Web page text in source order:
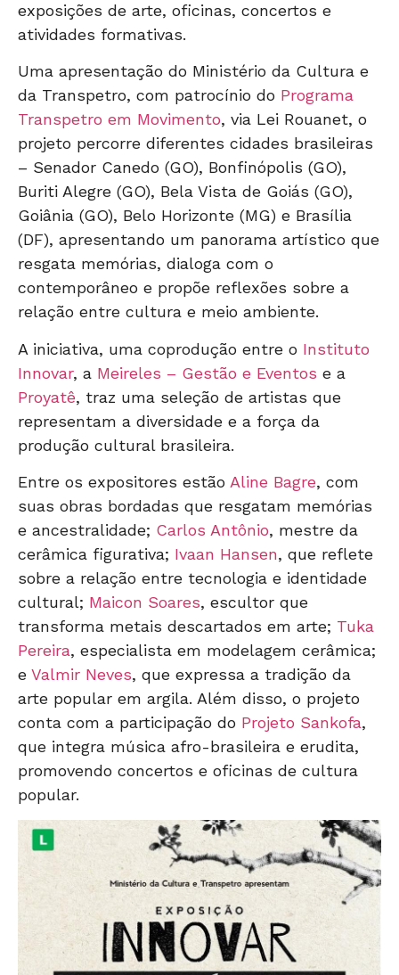
exposições de arte, oficinas, concertos e
atividades formativas.
Uma apresentação do Ministério da Cultura e
da Transpetro, com patrocínio do Programa
Transpetro em Movimento, via Lei Rouanet, o
projeto percorre diferentes cidades brasileiras
– Senador Canedo (GO), Bonfinópolis (GO),
Buriti Alegre (GO), Bela Vista de Goiás (GO),
Goiânia (GO), Belo Horizonte (MG) e Brasília
(DF), apresentando um panorama artístico que
resgata memórias, dialoga com o
contemporâneo e propõe reflexões sobre a
relação entre cultura e meio ambiente.
A iniciativa, uma coprodução entre o Instituto
Innovar, a Meireles – Gestão e Eventos e a
Proyatê, traz uma seleção de artistas que
representam a diversidade e a força da
produção cultural brasileira.
Entre os expositores estão Aline Bagre, com
suas obras bordadas que resgatam memórias
e ancestralidade; Carlos Antônio, mestre da
cerâmica figurativa; Ivaan Hansen, que reflete
sobre a relação entre tecnologia e identidade
cultural; Maicon Soares, escultor que
transforma metais descartados em arte; Tuka
Pereira, especialista em modelagem cerâmica;
e Valmir Neves, que expressa a tradição da
arte popular em argila. Além disso, o projeto
conta com a participação do Projeto Sankofa,
que integra música afro-brasileira e erudita,
promovendo concertos e oficinas de cultura
popular.